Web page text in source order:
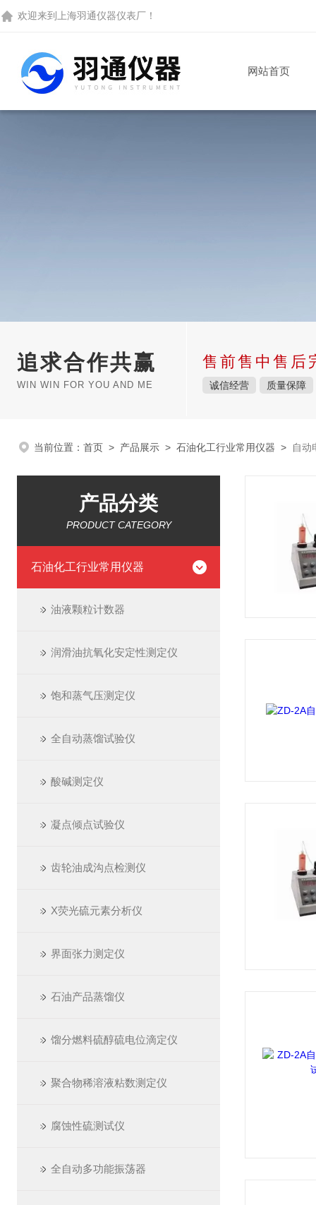
欢迎来到 上海羽通仪器仪表厂 ！
网站首页
追求合作共赢
WIN WIN FOR YOU AND ME
售前售中售后
诚信经营 质量保障
当前位置： 首页 > 产品展示 > 石油化工行业常用仪器 > 自动
产品分类
PRODUCT CATEGORY
石油化工行业常用仪器
油液颗粒计数器
润滑油抗氧化安定性测定仪
饱和蒸气压测定仪
全自动蒸馏试验仪
酸碱测定仪
凝点倾点试验仪
齿轮油成沟点检测仪
X荧光硫元素分析仪
界面张力测定仪
石油产品蒸馏仪
馏分燃料硫醇硫电位滴定仪
聚合物稀溶液粘数测定仪
腐蚀性硫测试仪
全自动多功能振荡器